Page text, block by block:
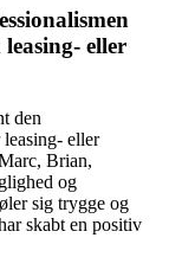
eller
den
eller
Brian,
og
sig trygge og
skabt en positiv